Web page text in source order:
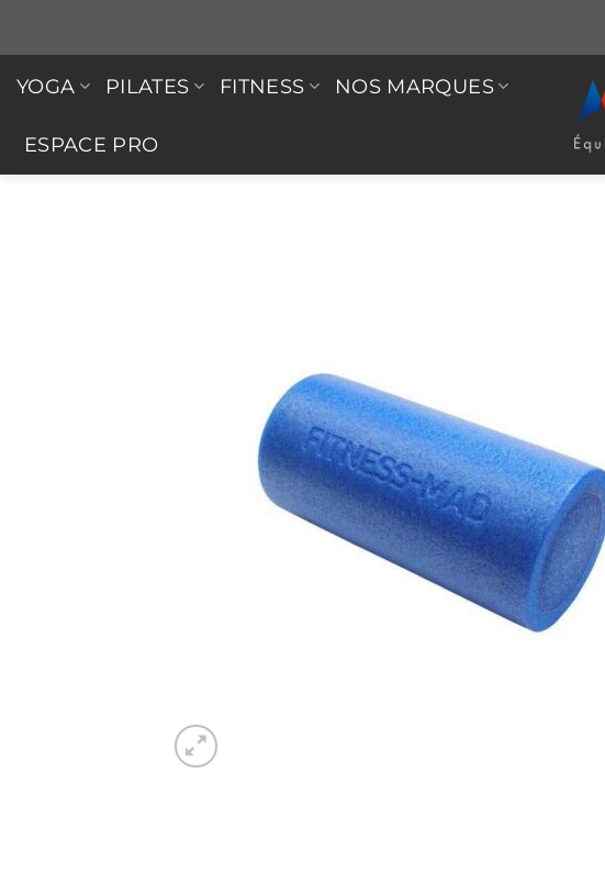
YOGA PILATES FITNESS NOS MARQUES
ESPACE PRO